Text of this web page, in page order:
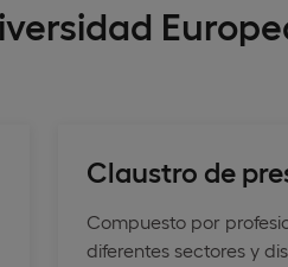
Claustro de
Compuesto por
diferentes sectores y